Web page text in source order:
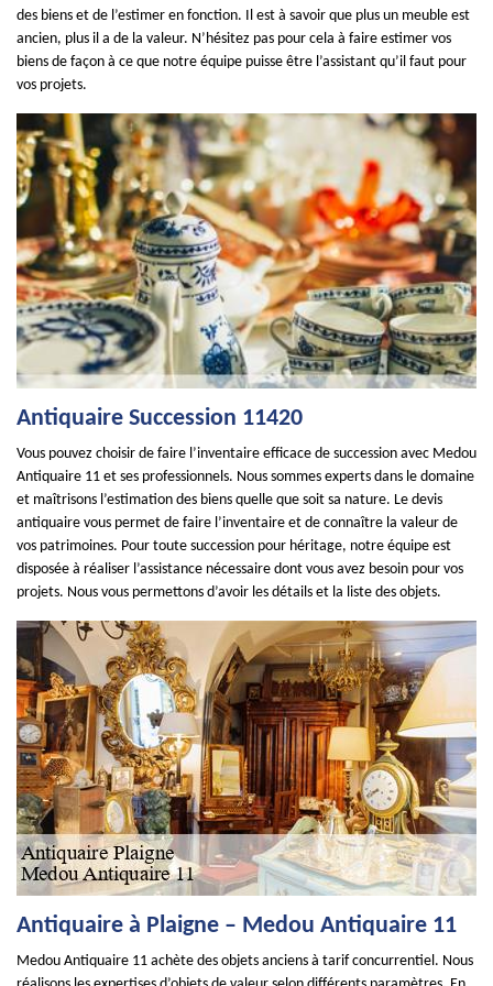
des biens et de l’estimer en fonction. Il est à savoir que plus un meuble est
ancien, plus il a de la valeur. N’hésitez pas pour cela à faire estimer vos
biens de façon à ce que notre équipe puisse être l’assistant qu’il faut pour
vos projets.
Antiquaire Succession 11420
Vous pouvez choisir de faire l’inventaire efficace de succession avec Medou
Antiquaire 11 et ses professionnels. Nous sommes experts dans le domaine
et maîtrisons l’estimation des biens quelle que soit sa nature. Le devis
antiquaire vous permet de faire l’inventaire et de connaître la valeur de
vos patrimoines. Pour toute succession pour héritage, notre équipe est
disposée à réaliser l’assistance nécessaire dont vous avez besoin pour vos
projets. Nous vous permettons d’avoir les détails et la liste des objets.
Antiquaire à Plaigne – Medou Antiquaire 11
Medou Antiquaire 11 achète des objets anciens à tarif concurrentiel. Nous